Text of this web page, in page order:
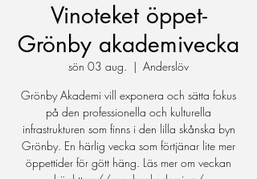
Vinoteket öppet-
Grönby akademivecka
sön 03 aug.
  |
Anderslöv
Grönby Akademi vill exponera och sätta fokus
på den professionella och kulturella
infrastrukturen som finns i den lilla skånska byn
Grönby. En härlig vecka som förtjänar lite mer
öppettider för gött häng. Läs mer om veckan